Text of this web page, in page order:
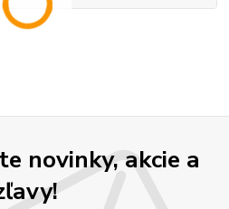
novinky, akcie a